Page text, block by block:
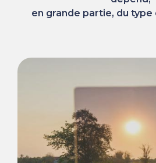
en grande partie, du type